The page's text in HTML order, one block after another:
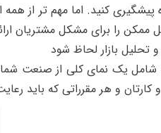
کنید. اما مهم تر از همه
ممکن را برای مشکل مشتریان
تحلیل بازار لحاظ شود
شامل یک نمای کلی از صنعت
و هر مقرراتی که باید